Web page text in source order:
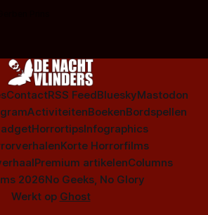
ContactRSS FeedBlueskyMastodon
ActiviteitenBoekenBordspellen
HorrortipsInfographics
Korte Horrorfilms
Premium artikelenColumns
2026No Geeks, No Glory
Werkt op Ghost